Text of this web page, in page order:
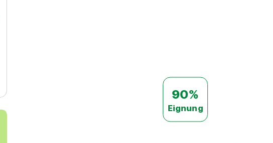
90%
Eignung